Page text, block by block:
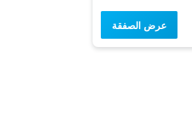
عرض الصفقة